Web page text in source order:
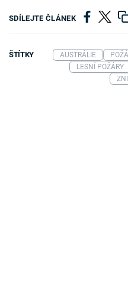
SDÍLEJTE ČLÁNEK
ŠTÍTKY AUSTRÁLIE
LESNÍ POŽÁRY